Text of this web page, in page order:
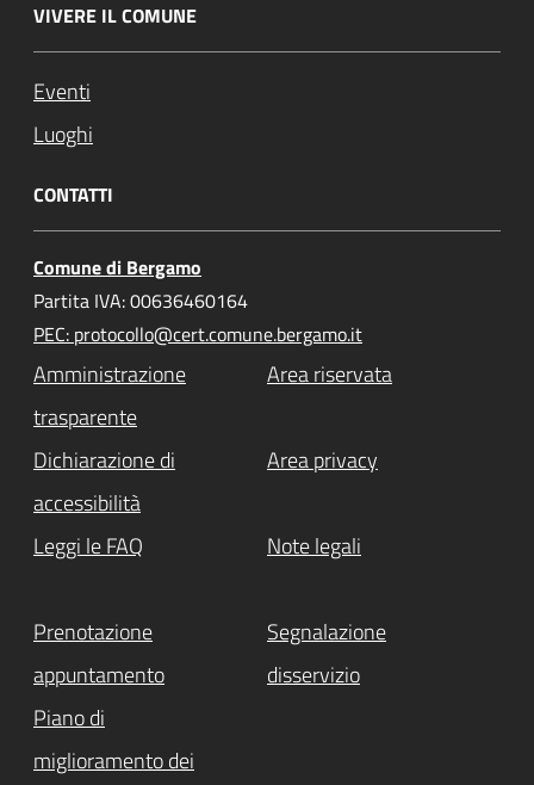
VIVERE IL COMUNE
Eventi
Luoghi
CONTATTI
Comune di Bergamo
Partita IVA: 00636460164
PEC: protocollo@cert.comune.bergamo.it
Amministrazione
trasparente
Area riservata
Dichiarazione di
accessibilità
Area privacy
Leggi le FAQ Note legali
Prenotazione
appuntamento
Segnalazione
disservizio
Piano di
miglioramento dei